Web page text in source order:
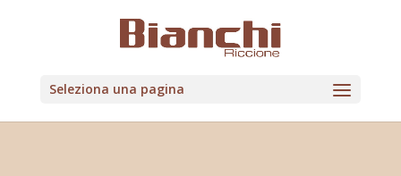
Seleziona una pagina